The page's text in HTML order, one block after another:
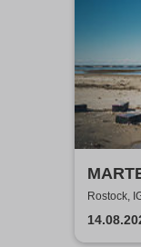
DIE
Rostock,